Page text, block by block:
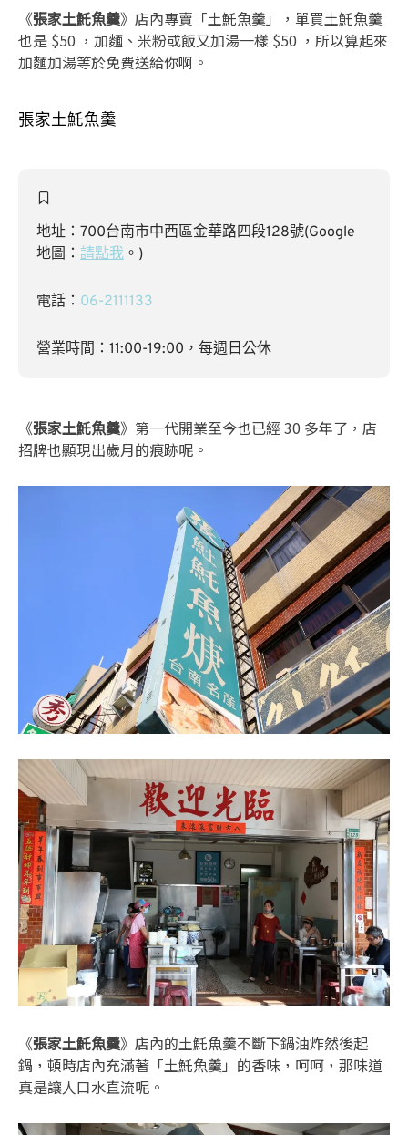
《張家土魠魚羹》店內專賣「土魠魚羹」，單買土魠魚羹
也是 $50 ，加麵、米粉或飯又加湯一樣 $50 ，所以算起來
加麵加湯等於免費送給你啊。
張家土魠魚羹
地址：700台南市中西區金華路四段128號(Google
地圖： 請點我 。)
電話： 06-2111133
營業時間：11:00-19:00，每週日公休
《張家土魠魚羹》第一代開業至今也已經 30 多年了，店
招牌也顯現出歲月的痕跡呢。
《張家土魠魚羹》店內的土魠魚羹不斷下鍋油炸然後起
鍋，頓時店內充滿著「土魠魚羹」的香味，呵呵，那味道
真是讓人口水直流呢。